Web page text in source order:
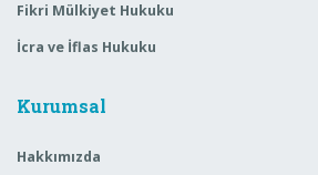
Fikri Mülkiyet Hukuku
İcra ve İflas Hukuku
Kurumsal
Hakkımızda